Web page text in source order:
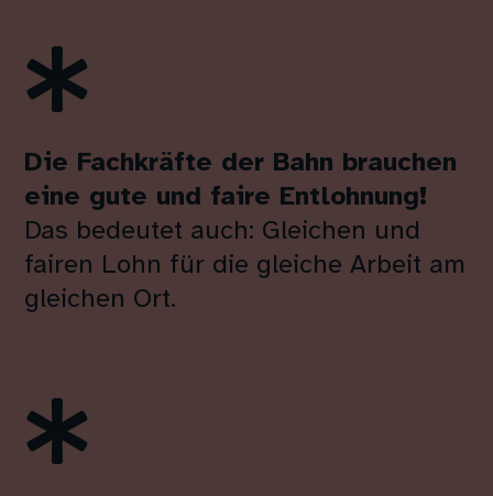

Die Fachkräfte der Bahn brauchen
eine gute und faire Entlohnung!
Das bedeutet auch: Gleichen und
fairen Lohn für die gleiche Arbeit am
gleichen Ort.
